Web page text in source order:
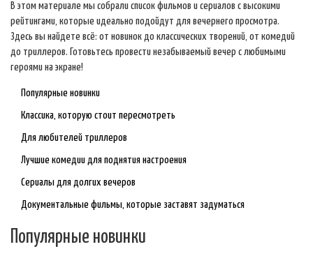
В этом материале мы собрали список фильмов и сериалов с высокими
рейтингами, которые идеально подойдут для вечернего просмотра.
Здесь вы найдете всё: от новинок до классических творений, от комедий
до триллеров. Готовьтесь провести незабываемый вечер с любимыми
героями на экране!
Популярные новинки
Классика, которую стоит пересмотреть
Для любителей триллеров
Лучшие комедии для поднятия настроения
Сериалы для долгих вечеров
Документальные фильмы, которые заставят задуматься
Популярные новинки